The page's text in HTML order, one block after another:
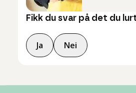
Fikk du svar på det du
Ja Nei